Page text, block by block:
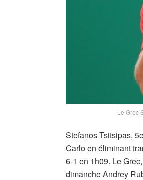
Le Grec
Stefanos Tsitsipas,
Carlo en éliminant
6-1 en 1h09. Le
dimanche Andrey